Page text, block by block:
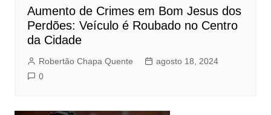
Aumento de Crimes em Bom Jesus dos
Perdões: Veículo é Roubado no Centro
da Cidade
Robertão Chapa Quente
agosto 18, 2024
0